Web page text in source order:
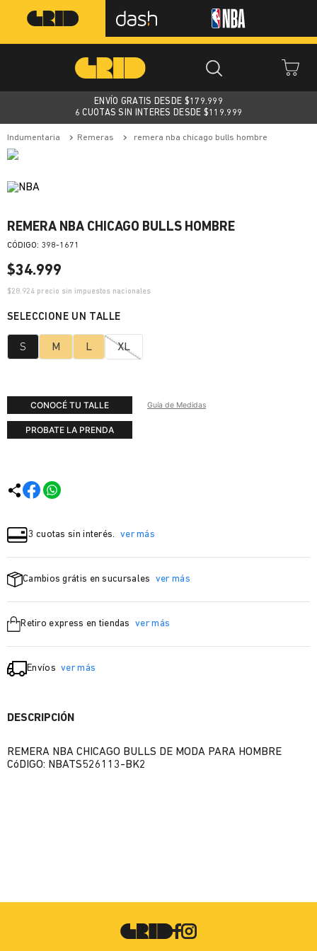
ENVÍO GRATIS DESDE $179.999
6 CUOTAS SIN INTERES DESDE $119.999
indumentaria remeras remera nba chicago bulls hombre
REMERA NBA CHICAGO BULLS HOMBRE
: 398-1671
$34.999
$28.924 precio sin impuestos nacionales
S M L XL
CONOCÉ TU TALLE Guía de Medidas
PROBATE LA PRENDA
3 cuotas sin interés. ver más
Cambios grátis en sucursales ver más
Retiro express en tiendas ver más
Envíos ver más
DESCRIPCIÓN
REMERA NBA CHICAGO BULLS DE MODA PARA HOMBRE
CóDIGO: NBATS526113-BK2